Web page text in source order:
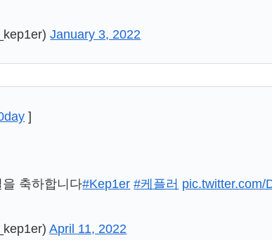
January 3, 2022
]
축하합니다#Kep1er #케플러 pic.twitter.com/
April 11, 2022